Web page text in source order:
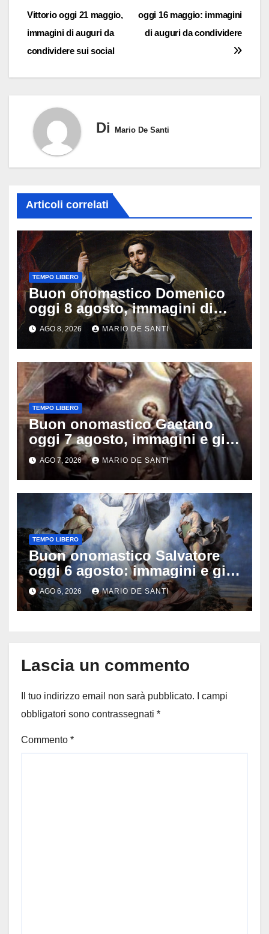
articoli
oggi 16 maggio: immagini
di auguri da condividere
Vittorio oggi 21 maggio,
immagini di auguri da
condividere sui social
Di Mario De Santi
Articoli correlati
TEMPO LIBERO
Buon onomastico Domenico
oggi 8 agosto, immagini di
auguri da condividere
AGO 8, 2026 MARIO DE SANTI
TEMPO LIBERO
Buon onomastico Gaetano
oggi 7 agosto, immagini e gif
di auguri da condividere sui
social
AGO 7, 2026 MARIO DE SANTI
TEMPO LIBERO
Buon onomastico Salvatore
oggi 6 agosto: immagini e gif
di auguri da condividere
AGO 6, 2026 MARIO DE SANTI
Lascia un commento
Il tuo indirizzo email non sarà pubblicato.
I campi
obbligatori sono contrassegnati *
Commento *